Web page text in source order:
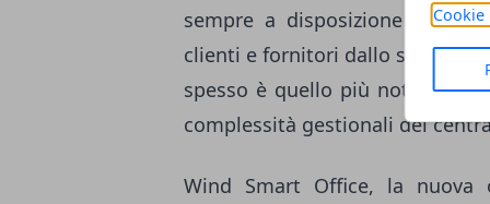
Cookie
sempre a disposizione la
clienti e fornitori dallo
spesso è quello più noto).
complessità gestionali dei
Wind Smart Office, la nuova